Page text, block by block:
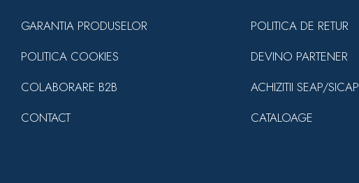
GARANTIA PRODUSELOR
POLITICA COOKIES
COLABORARE B2B
CONTACT
POLITICA DE RETUR
DEVINO PARTENER
ACHIZITII SEAP/SICAP
CATALOAGE